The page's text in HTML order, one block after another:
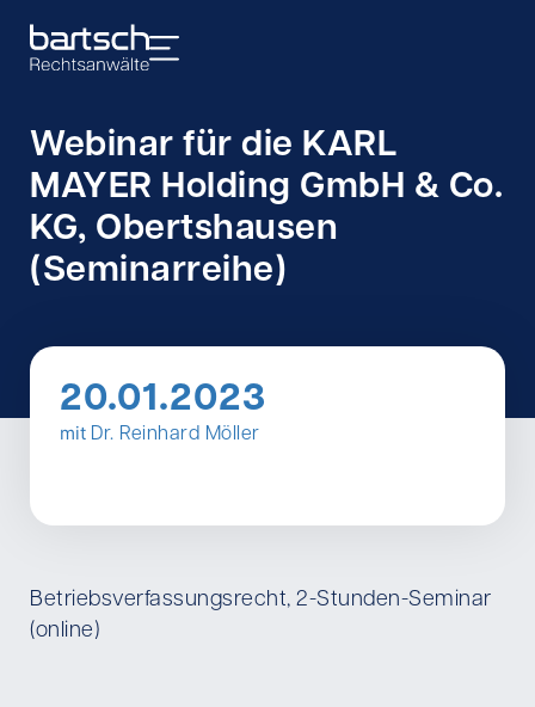
Webinar für die KARL
MAYER Holding GmbH & Co.
KG, Obertshausen
(Seminarreihe)
Betriebsverfassungsrecht, 2-Stunden-Seminar
(online)
20.01.2023
mit Dr. Reinhard Möller